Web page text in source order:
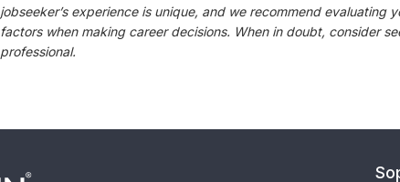
jobseeker’s experience is unique, and we recommend
factors when making career decisions. When in doubt, consider
professional.